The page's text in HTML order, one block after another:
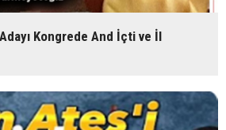
Kongrede And İçti ve İl